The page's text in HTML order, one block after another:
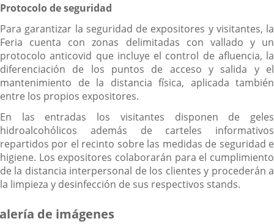
Protocolo de seguridad
Para garantizar la seguridad de expositores y visitantes, la
Feria cuenta con zonas delimitadas con vallado y un
protocolo anticovid que incluye el control de afluencia, la
diferenciación de los puntos de acceso y salida y el
mantenimiento de la distancia física, aplicada también
entre los propios expositores.
En las entradas los visitantes disponen de geles
hidroalcohólicos además de carteles informativos
repartidos por el recinto sobre las medidas de seguridad e
higiene. Los expositores colaborarán para el cumplimiento
de la distancia interpersonal de los clientes y procederán a
la limpieza y desinfección de sus respectivos stands.
de imágenes